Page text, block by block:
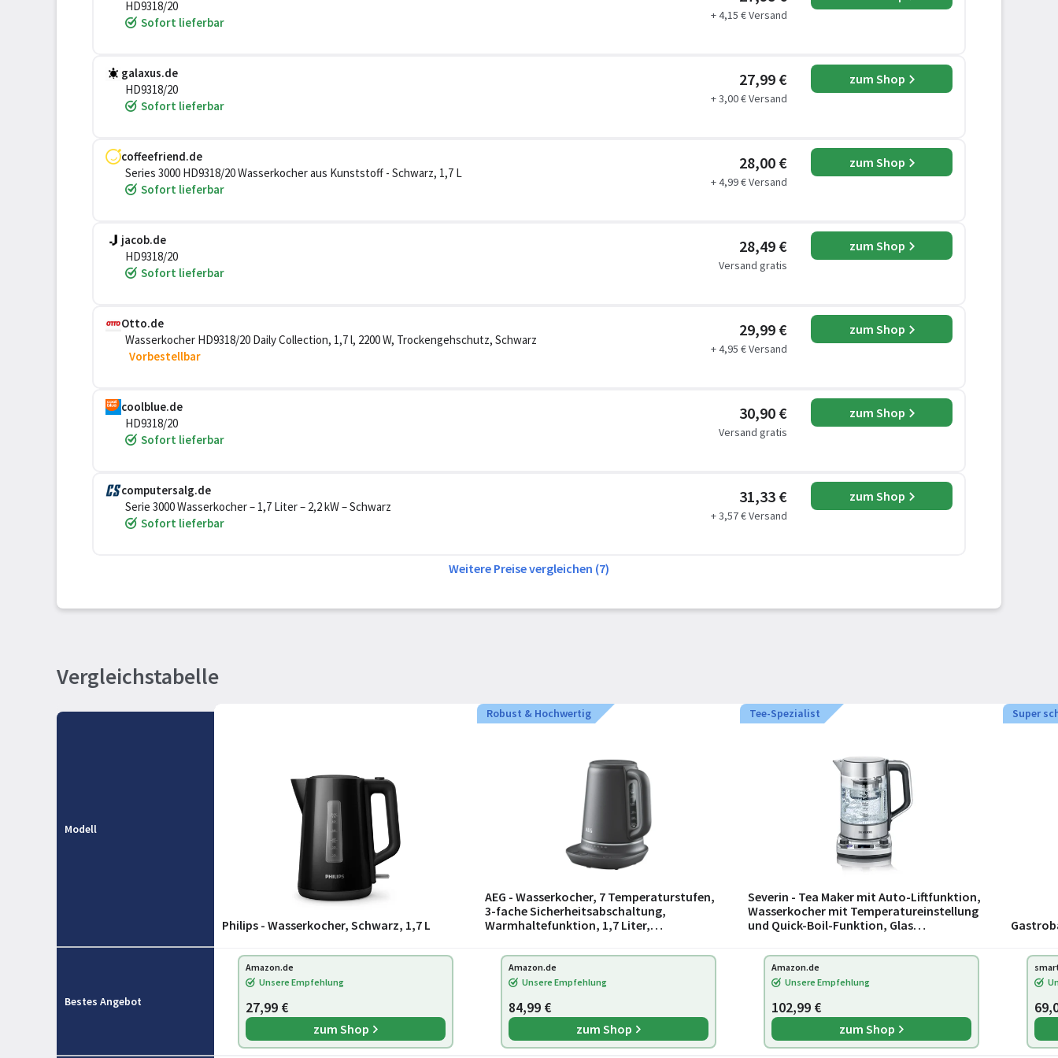
HD9318/20
Sofort lieferbar
+ 4,15 € Versand
galaxus.de
HD9318/20
Sofort lieferbar
27,99 €
+ 3,00 € Versand
zum Shop
coffeefriend.de
Series 3000 HD9318/20 Wasserkocher aus Kunststoff - Schwarz, 1,7 L
Sofort lieferbar
28,00 €
+ 4,99 € Versand
zum Shop
jacob.de
HD9318/20
Sofort lieferbar
28,49 €
Versand gratis
zum Shop
Otto.de
Wasserkocher HD9318/20 Daily Collection, 1,7 l, 2200 W, Trockengehschutz, Schwarz
Vorbestellbar
29,99 €
+ 4,95 € Versand
zum Shop
coolblue.de
HD9318/20
Sofort lieferbar
30,90 €
Versand gratis
zum Shop
computersalg.de
Serie 3000 Wasserkocher – 1,7 Liter – 2,2 kW – Schwarz
Sofort lieferbar
31,33 €
+ 3,57 € Versand
zum Shop
Weitere Preise vergleichen (7)
Vergleichstabelle
Modell
Philips - Wasserkocher, Schwarz, 1,7 L
Robust & Hochwertig
AEG - Wasserkocher, 7 Temperaturstufen,
3-fache Sicherheitsabschaltung,
Warmhaltefunktion, 1,7 Liter,
Basis, Anti-Ruts
Tee-Spezialist
Severin - Tea Maker mit Auto-Liftfunktion,
Wasserkocher mit Temperatureinstellung
und Quick-Boil-Funktion, Glas
Super
Bestes Angebot
Amazon.de
Unsere Empfehlung
27,99 €
zum Shop
Amazon.de
Unsere Empfehlung
84,99 €
zum Shop
Amazon.de
Unsere Empfehlung
102,99 €
zum Shop